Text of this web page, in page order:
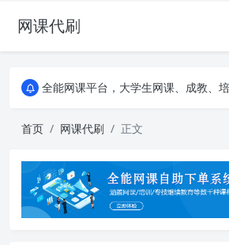
网课代刷
AI论文写作平台，根据真实文献内容生
全能网课平台，大学生网课、成教、培训、继续教育。
全能网课平台，大学生网课、成教、培训、继续教育。
首页 网课代刷 正文